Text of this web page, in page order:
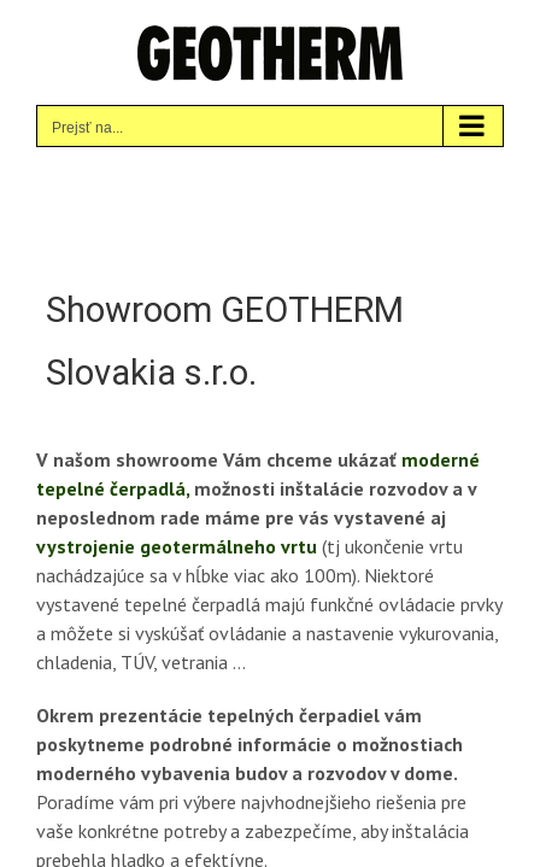
Prejsť na...
Showroom GEOTHERM
Slovakia s.r.o.
V našom showroome Vám chceme ukázať moderné
tepelné čerpadlá,možnosti inštalácie rozvodov a v
neposlednom rade máme pre vás vystavené aj
vystrojenie geotermálneho vrtu(tj ukončenie vrtu
nachádzajúce sa v hĺbke viac ako 100m). Niektoré
vystavené tepelné čerpadlá majú funkčné ovládacie prvky
a môžete si vyskúšať ovládanie a nastavenie vykurovania,
chladenia, TÚV, vetrania …
Okrem prezentácie tepelných čerpadiel vám
poskytneme podrobné informácie o možnostiach
moderného vybavenia budov a rozvodov v dome.
Poradíme vám pri výbere najvhodnejšieho riešenia pre
vaše konkrétne potreby a zabezpečíme, aby inštalácia
prebehla hladko a efektívne.